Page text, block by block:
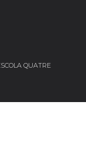
QUATRE